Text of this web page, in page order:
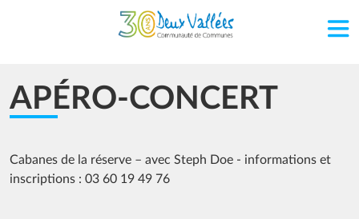
Aller au contenu principal
APÉRO-CONCERT
Cabanes de la réserve – avec Steph Doe - informations et
inscriptions : 03 60 19 49 76